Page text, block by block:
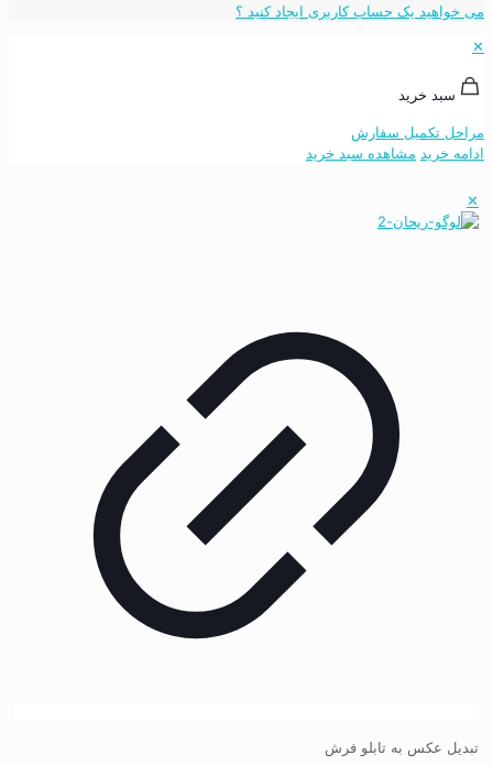
می خواهید یک حساب کاربری ایجاد کنید ؟
✕
سبد خرید
مراحل تکمیل سفارش
ادامه خرید مشاهده سبد خرید
✕
تبدیل عکس به تابلو فرش